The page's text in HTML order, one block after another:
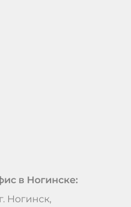
в Ногинске:
Ногинск,